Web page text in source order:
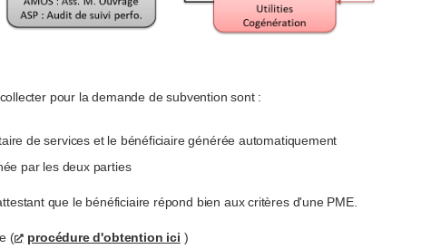
pour la demande de subvention sont :
de services et le bénéficiaire générée automatiquement
par les deux parties
que le bénéficiaire répond bien aux critères d'une PME.
( procédure d'obtention ici )